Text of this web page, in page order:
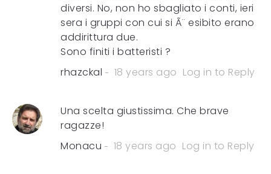
diversi. No, non ho sbagliato i conti, ieri
sera i gruppi con cui si Ã¨ esibito erano
addirittura due.
Sono finiti i batteristi ?
rhazckal
18 years ago Log in to Reply
Una scelta giustissima. Che brave
ragazze!
Monacu
18 years ago Log in to Reply